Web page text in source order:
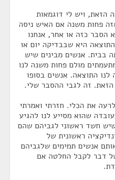
הזאת, ויש לי דוגמאות
פחות משנה אם האיש ניסה
הסבר כזה או אחר, אנחנו
היא שבבדיקה יום או
בבית. אנשים מבינים שיש
מולם פחות משנה לנו
התוצאה. אנשים בסופו
זה לגבי ההסבר שלי.
את הכלי. חזרתי ואמרתי
שהוא מסייע לנו להגיע
חשד ראשוני לגביהם שהם
ראשונית של
אנשים תמימים שלגביהם
דבר לקבל החלטה אם